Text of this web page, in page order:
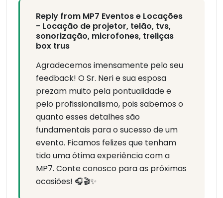
Reply from MP7 Eventos e Locações
- Locação de projetor, telão, tvs,
sonorização, microfones, treliças
box trus
Agradecemos imensamente pelo seu
feedback! O Sr. Neri e sua esposa
prezam muito pela pontualidade e
pelo profissionalismo, pois sabemos o
quanto esses detalhes são
fundamentais para o sucesso de um
evento. Ficamos felizes que tenham
tido uma ótima experiência com a
MP7. Conte conosco para as próximas
ocasiões! 🎧🎬✨